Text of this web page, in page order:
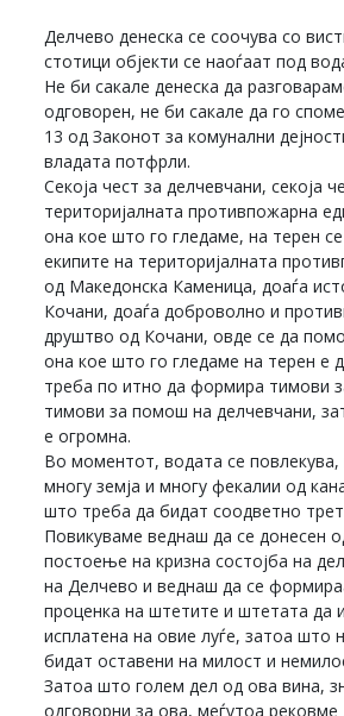
Делчево денеска се соочува со
стотици објекти се наоѓаат под
Не би сакале денеска да
одговорен, не би сакале да го
13 од Законот за комунални
владата потфрли.
Секоја чест за делчевчани, секоја
територијалната противпожарна
она кое што го гледаме, на терен се
екипите на територијалната
од Македонска Каменица, доаѓа
Кочани, доаѓа доброволно и
друштво од Кочани, овде се да
она кое што го гледаме на терен е
треба по итно да формира тимови
тимови за помош на делчевчани,
е огромна.
Во моментот, водата се повлекува,
многу земја и многу фекалии од
што треба да бидат соодветно
Повикуваме веднаш да се донесен
постоење на кризна состојба на
на Делчево и веднаш да се
проценка на штетите и штетата да
исплатена на овие луѓе, затоа што
бидат оставени на милост и
Затоа што голем дел од ова вина,
одговорни за ова, меѓутоа рековме